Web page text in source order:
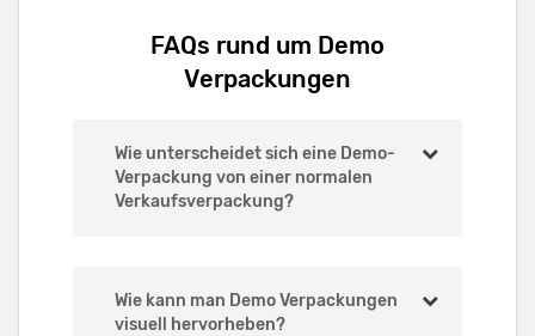
FAQs rund um Demo
Verpackungen
Wie unterscheidet sich eine Demo-
Verpackung von einer normalen
Verkaufsverpackung?
Wie kann man Demo Verpackungen
visuell hervorheben?